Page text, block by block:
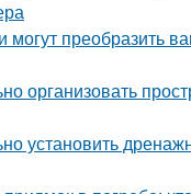
могут преобразить
организовать
установить